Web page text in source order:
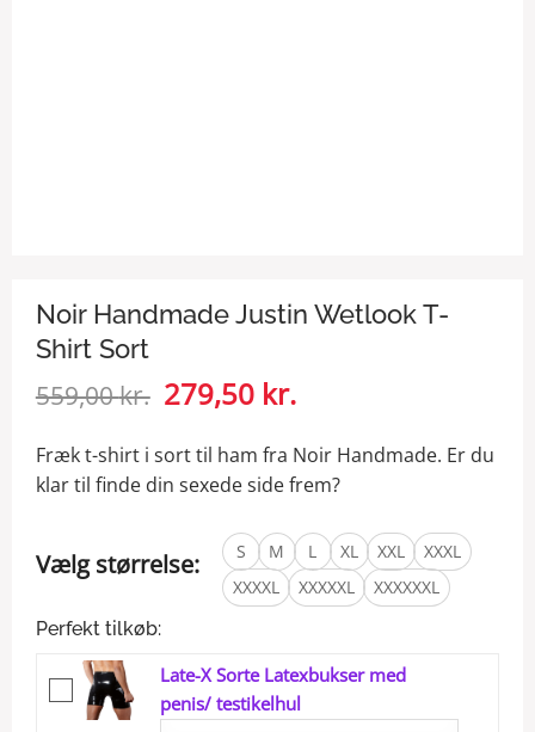
Noir Handmade Justin Wetlook T-
Shirt Sort
559,00kr. Den
oprindelige
pris
var:
559,00 kr..
279,50 kr.
aktuelle
pris
er:
279,50 kr..
Fræk t-shirt i sort til ham fra Noir Handmade. Er du
klar til finde din sexede side frem?
Vælg størrelse: S M L XL XXL
XXXL
XXXXL
XXXXXL
XXXXXXL
Perfekt tilkøb:
Late-X Sorte Latexbukser med
penis/ testikelhul